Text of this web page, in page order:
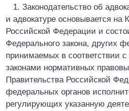
1. Законодательство об
и адвокатуре основывается на
Российской Федерации и
Федерального закона, других
принимаемых в соответствии
законами нормативных
Правительства Российской
федеральных органов
регулирующих указанную